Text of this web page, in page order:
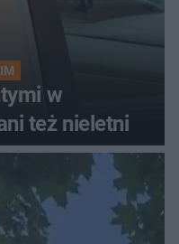
w
też nieletni